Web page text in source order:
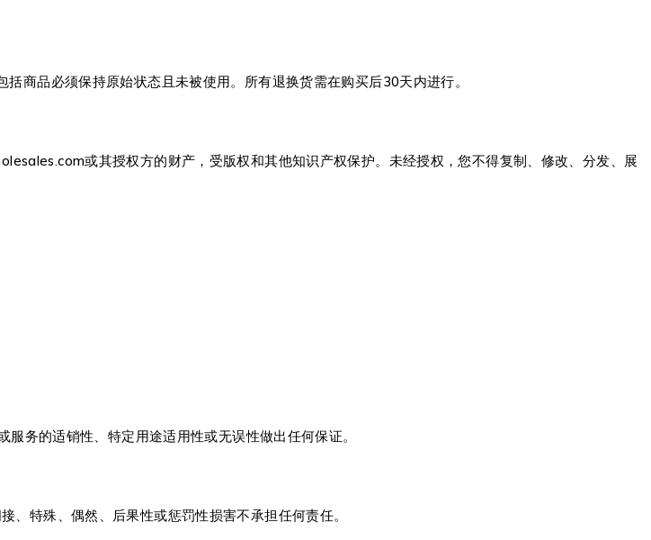
商品必须保持原始状态且未被使用。所有退换货需在购买后30天内进行。
或其授权方的财产，受版权和其他知识产权保护。未经授权，您不得复制、修改、分发、展
务的适销性、特定用途适用性或无误性做出任何保证。
特殊、偶然、后果性或惩罚性损害不承担任何责任。